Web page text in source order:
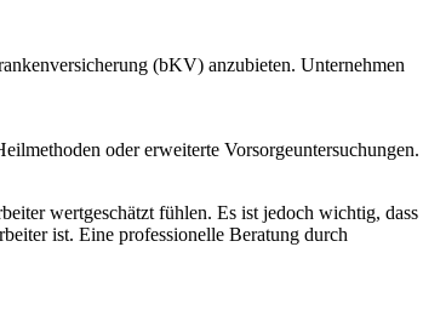
(bKV) anzubieten. Unternehmen
oder erweiterte Vorsorgeuntersuchungen.
wertgeschätzt fühlen. Es ist jedoch wichtig, dass
ist. Eine professionelle Beratung durch